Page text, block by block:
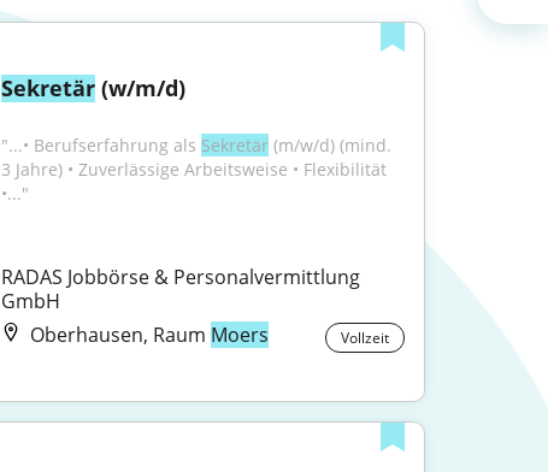
Sekretär (w/m/d)
"...• Berufserfahrung als Sekretär (m/w/d) (mind.
3 Jahre) • Zuverlässige Arbeitsweise • Flexibilität
•..."
RADAS Jobbörse & Personalvermittlung
GmbH
Oberhausen, Raum Moers Vollzeit